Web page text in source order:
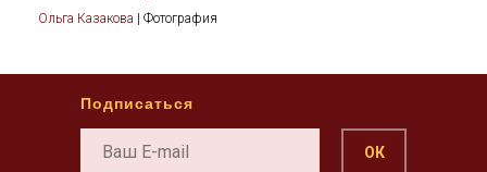
Ольга Казакова | Фотография
ОК
Подписаться